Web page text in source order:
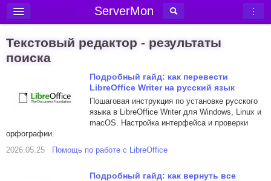
ServerMon
Блог
Форум
Вход в аккаунт
Текстовый редактор - результаты
поиска
Подробный гайд: как перевести
LibreOffice Writer на русский язык
Пошаговая инструкция по установке русского
языка в LibreOffice Writer для Windows, Linux и
macOS. Настройка интерфейса и проверки
орфографии.
2026.05.25
Помощь по работе с LibreOffice
Подробный гайд: как вернуть все